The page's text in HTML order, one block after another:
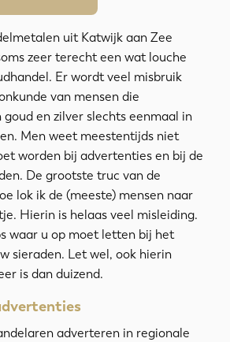
uit Katwijk aan Zee
zeer terecht een wat louche
Er wordt veel misbruik
van mensen die
en zilver slechts eenmaal in
Men weet meestentijds niet
worden bij advertenties en bij de
De grootste truc van de
lok ik de (meeste) mensen naar
Hierin is helaas veel misleiding.
waar u op moet letten bij het
sieraden. Let wel, ook hierin
is dan duizend.
adverteren in regionale